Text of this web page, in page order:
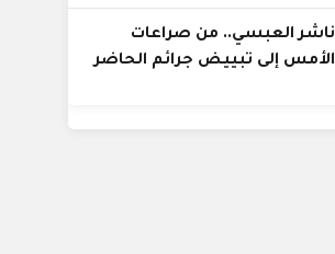
ناشر العبسي.. من صراعات
الأمس إلى تبييض جرائم الحاضر